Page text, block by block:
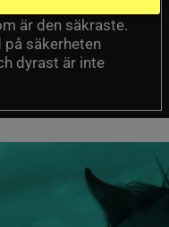
är den säkraste.
på säkerheten
dyrast är inte